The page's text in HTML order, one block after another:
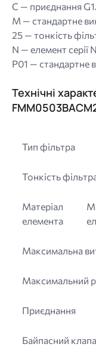
С — приєднання
M — стандартне
25 — тонкість
N — елемент серії
P01 — стандартне
Технічні
Тип фільтра
Тонкість
Матеріал
елемента
Максимальна
Максимальний
Приєднання
Байпасний